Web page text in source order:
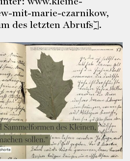
mit-marie-czarnikow,
des letzten Abrufs].